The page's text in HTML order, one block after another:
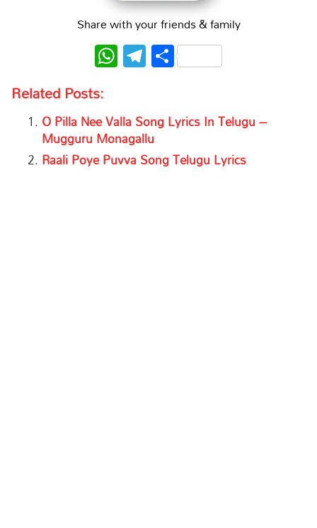
Share with your friends & family
WhatsApp
Telegram
Share
Related Posts:
O Pilla Nee Valla Song Lyrics In Telugu –
Mugguru Monagallu
Raali Poye Puvva Song Telugu Lyrics